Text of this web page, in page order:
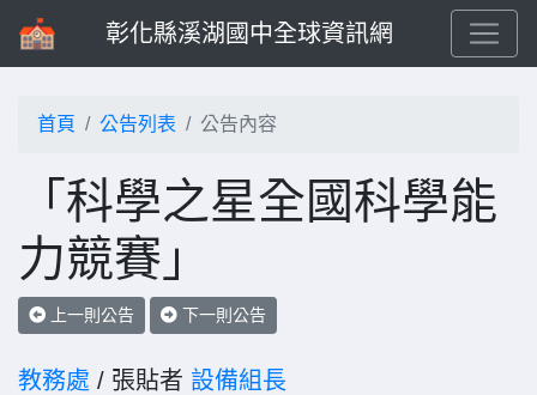
彰化縣溪湖國中全球資訊網
首頁 公告列表 公告內容
「科學之星全國科學能
力競賽」
上一則公告 下一則公告
教務處 / 張貼者 設備組長